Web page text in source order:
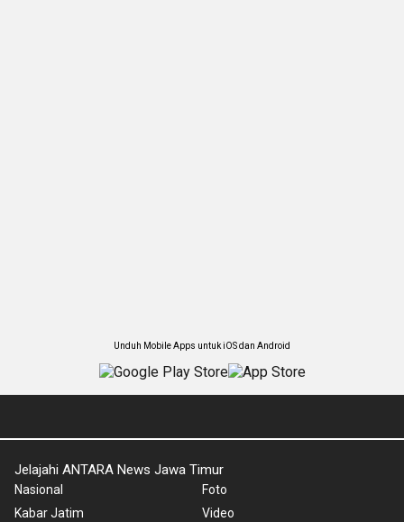
Unduh Mobile Apps untuk iOS dan Android
Jelajahi ANTARA News Jawa Timur
Nasional
Kabar Jatim
Foto
Video